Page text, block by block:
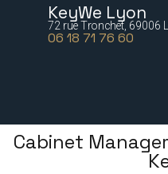
KeyWe Lyon
72 rue Tronchet, 69006
06 18 71 76 60
Cabinet